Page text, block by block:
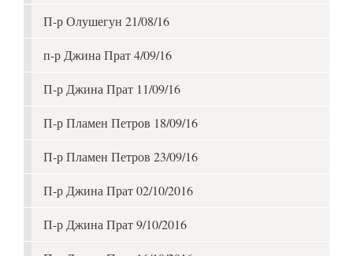
П-р Олушегун 21/08/16
п-р Джина Прат 4/09/16
П-р Джина Прат 11/09/16
П-р Пламен Петров 18/09/16
П-р Пламен Петров 23/09/16
П-р Джина Прат 02/10/2016
П-р Джина Прат 9/10/2016